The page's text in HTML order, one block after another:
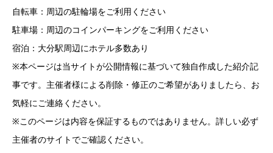
自転車：周辺の駐輪場をご利用ください
駐車場：周辺のコインパーキングをご利用ください
宿泊：大分駅周辺にホテル多数あり
※本ページは当サイトが公開情報に基づいて独自作成した紹介記
事です。主催者様による削除・修正のご希望がありましたら、お
気軽にご連絡ください。
※このページは内容を保証するものではありません。詳しい必ず
主催者のサイトでご確認ください。